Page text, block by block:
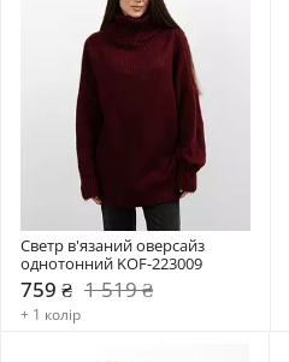
Светр в'язаний оверсайз
однотонний KOF-223009
759 ₴ 1 519 ₴
+ 1 колір